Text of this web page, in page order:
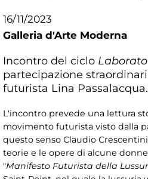
16/11/2023
Galleria d'Arte Moderna
Incontro del ciclo
partecipazione
futurista Lina Passalacqua.
L'incontro prevede una lettura
movimento futurista visto dalla
questo senso Claudio
teorie e le opere di alcune
"Manifesto Futurista della